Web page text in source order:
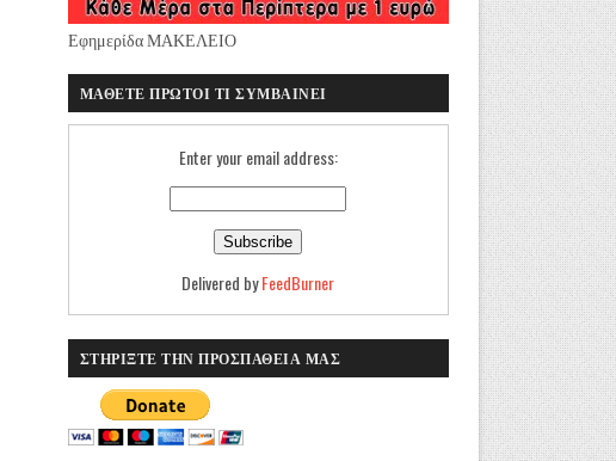
Εφημερίδα ΜΑΚΕΛΕΙΟ
ΜΑΘΕΤΕ ΠΡΩΤΟΙ ΤΙ ΣΥΜΒΑΙΝΕΙ
Enter your email address:
Delivered byFeedBurner
ΣΤΗΡΙΞΤΕ ΤΗΝ ΠΡΟΣΠΑΘΕΙΑ ΜΑΣ